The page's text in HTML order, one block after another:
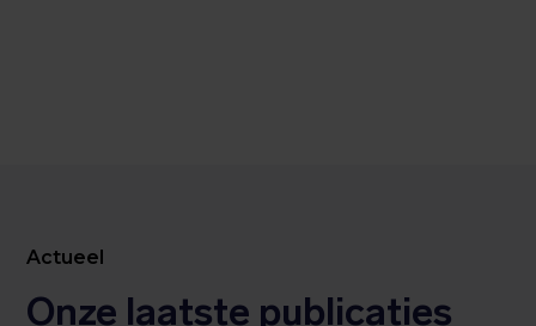
Actueel
Onze laatste publicaties